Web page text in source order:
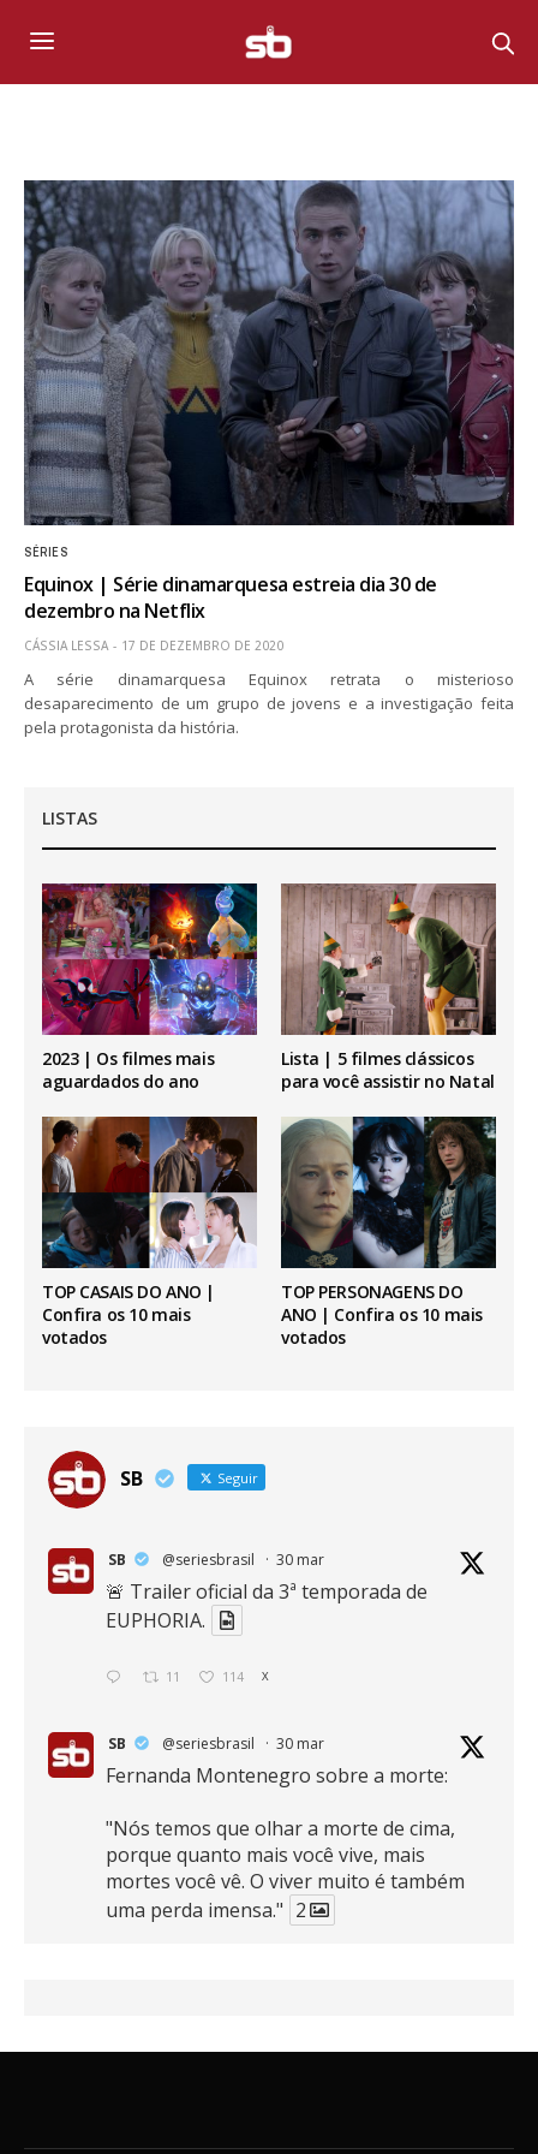
SÉRIES
Equinox | Série dinamarquesa estreia dia 30 de
dezembro na Netflix
CÁSSIA LESSA 17 DE DEZEMBRO DE 2020
A série dinamarquesa Equinox retrata o misterioso
desaparecimento de um grupo de jovens e a investigação feita
pela protagonista da história.
LISTAS
2023 | Os filmes mais
aguardados do ano
Lista | 5 filmes clássicos
para você assistir no Natal
TOP CASAIS DO ANO |
Confira os 10 mais
votados
TOP PERSONAGENS DO
ANO | Confira os 10 mais
votados
SB Seguir
SB @seriesbrasil · 30 mar
🚨 Trailer oficial da 3ª temporada de
EUPHORIA.
11 114 X
SB @seriesbrasil · 30 mar
Fernanda Montenegro sobre a morte:
"Nós temos que olhar a morte de cima,
porque quanto mais você vive, mais
mortes você vê. O viver muito é também
uma perda imensa." 2
16 389 X